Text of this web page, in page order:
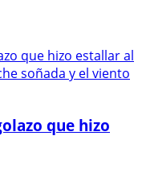
que hizo